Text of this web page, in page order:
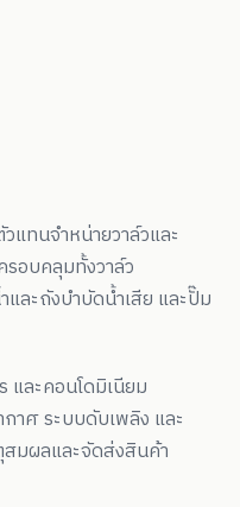
แทนจำหน่ายวาล์วและ
อบคลุมทั้งวาล์ว
ละถังบำบัดน้ำเสีย และปั๊ม
และคอนโดมิเนียม
าศ ระบบดับเพลิง และ
มผลและจัดส่งสินค้า